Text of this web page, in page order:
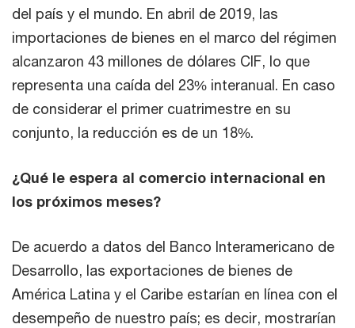
del país y el mundo. En abril de 2019, las
importaciones de bienes en el marco del régimen
alcanzaron 43 millones de dólares CIF, lo que
representa una caída del 23% interanual. En caso
de considerar el primer cuatrimestre en su
conjunto, la reducción es de un 18%.
¿Qué le espera al comercio internacional en
los próximos meses?
De acuerdo a datos del Banco Interamericano de
Desarrollo, las exportaciones de bienes de
América Latina y el Caribe estarían en línea con el
desempeño de nuestro país; es decir, mostrarían